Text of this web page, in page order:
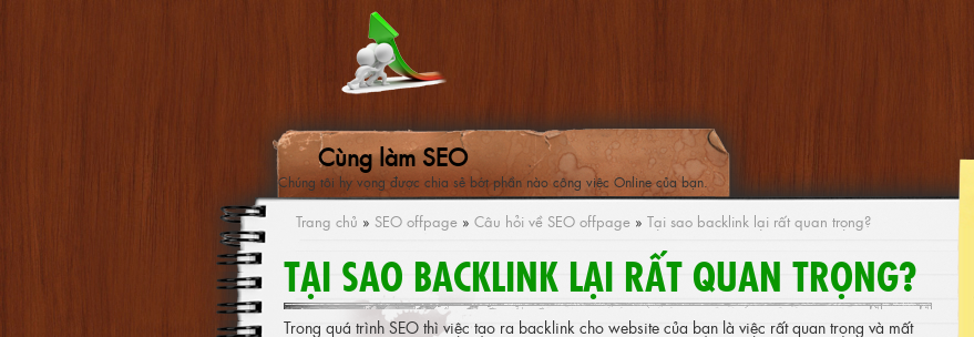
Cùng làm SEO
Chúng tôi hy vọng được chia sẻ bớt phần nào công việc Online của bạn.
Trang chủ » SEO offpage » Câu hỏi về SEO offpage » Tại sao backlink lại rất quan trọng?
TẠI SAO BACKLINK LẠI RẤT QUAN TRỌNG?
Trong quá trình SEO thì việc tạo ra backlink cho website của bạn là việc rất quan trọng và mất